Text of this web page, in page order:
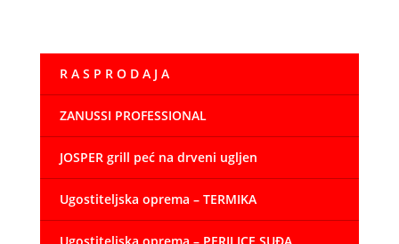
R A S P R O D A J A
ZANUSSI PROFESSIONAL
JOSPER grill peć na drveni ugljen
Ugostiteljska oprema – TERMIKA
Ugostiteljska oprema – PERILICE SUĐA